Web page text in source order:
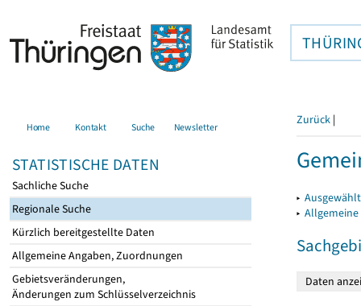
Home Kontakt Suche Newsletter
STATISTISCHE DATEN
Sachliche Suche
Regionale Suche
Kürzlich bereitgestellte Daten
Allgemeine Angaben, Zuordnungen
Gebietsveränderungen,
Änderungen zum Schlüsselverzeichnis
Zurück |
▸
▸